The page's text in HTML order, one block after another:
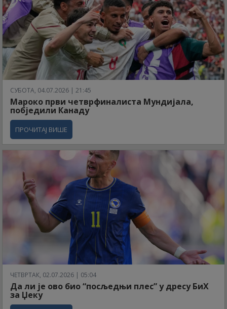
СУБОТА, 04.07.2026 | 21:45
Мароко први четврфиналиста Мундијала,
побједили Канаду
ПРОЧИТАЈ ВИШЕ
ЧЕТВРТАК, 02.07.2026 | 05:04
Да ли је ово био “посљедњи плес” у дресу БиХ
за Џеку